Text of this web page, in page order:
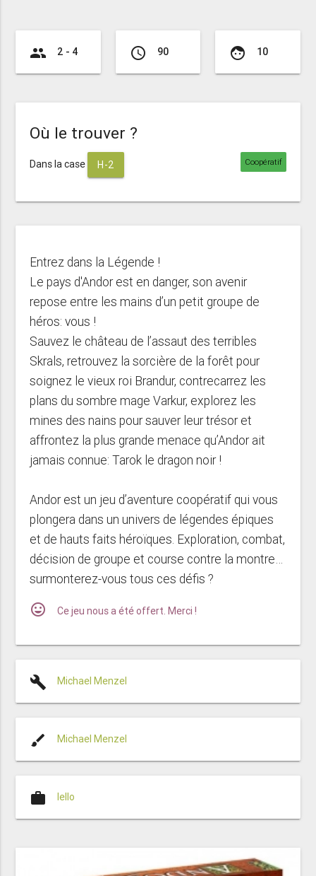
group 2 - 4 access_time 90 face 10
Où le trouver ?
Dans la case H-2 Coopératif
Entrez dans la Légende !
Le pays d'Andor est en danger, son avenir
repose entre les mains d’un petit groupe de
héros: vous !
Sauvez le château de l’assaut des terribles
Skrals, retrouvez la sorcière de la forêt pour
soignez le vieux roi Brandur, contrecarrez les
plans du sombre mage Varkur, explorez les
mines des nains pour sauver leur trésor et
affrontez la plus grande menace qu’Andor ait
jamais connue: Tarok le dragon noir !
Andor est un jeu d’aventure coopératif qui vous
plongera dans un univers de légendes épiques
et de hauts faits héroïques. Exploration, combat,
décision de groupe et course contre la montre…
surmonterez-vous tous ces défis ?
mood Ce jeu nous a été offert. Merci !
build Michael Menzel
brush Michael Menzel
work Iello